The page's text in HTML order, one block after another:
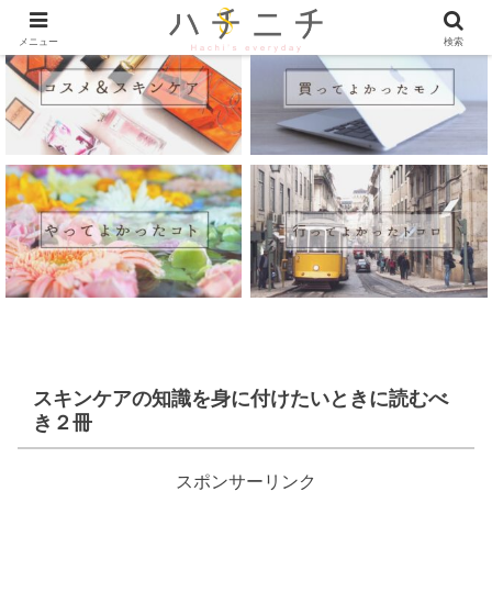
スキンケアの知識を身に付けたいときに読むべ
き２冊
スポンサーリンク
メニュー 検索